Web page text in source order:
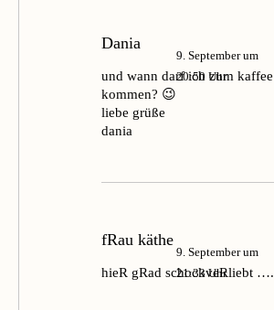
Dania
9. September um
20:50 Uhr
und wann darf ich zum kaffee
kommen? 😉
liebe grüße
dania
fRau käthe
9. September um
21:33 Uhr
hieR gRad schockveRliebt ….